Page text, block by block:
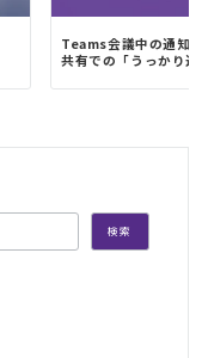
Teams会議中の通知
共有での「うっかり通
検索